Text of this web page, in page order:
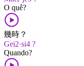
O quê?
幾時？
Gei2·si4 ?
Quando?